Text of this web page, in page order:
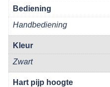
Bediening
Handbediening
Kleur
Zwart
Hart pijp hoogte